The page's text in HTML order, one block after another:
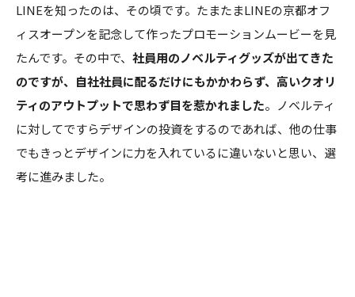
LINEを知ったのは、その頃です。たまたまLINEの京都オフ
ィスオープンを記念して作ったプロモーションムービーを見
たんです。その中で、 社員用のノベルティグッズが出てきた
のですが、自社社員に配るだけにもかかわらず、高いクオリ
ティのアウトプットで思わず目を惹かれました。ノベルティ
に対してですらデザインの投資をするのであれば、他の仕事
でもきっとデザインに力を入れているに違いないと思い、選
考に進みました。